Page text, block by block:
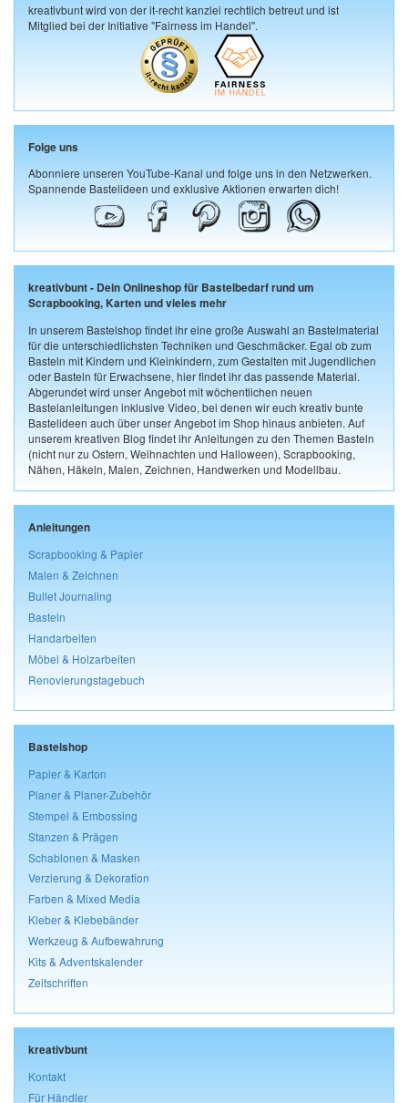
kreativbunt wird von der it-recht kanzlei rechtlich betreut und ist
Mitglied bei der Initiative "Fairness im Handel".
Folge uns
Abonniere unseren YouTube-Kanal und folge uns in den Netzwerken.
Spannende Bastelideen und exklusive Aktionen erwarten dich!
kreativbunt - Dein Onlineshop für Bastelbedarf rund um
Scrapbooking, Karten und vieles mehr
In unserem Bastelshop findet ihr eine große Auswahl an Bastelmaterial
für die unterschiedlichsten Techniken und Geschmäcker. Egal ob zum
Basteln mit Kindern und Kleinkindern, zum Gestalten mit Jugendlichen
oder Basteln für Erwachsene, hier findet ihr das passende Material.
Abgerundet wird unser Angebot mit wöchentlichen neuen
Bastelanleitungen inklusive Video, bei denen wir euch kreativ bunte
Bastelideen auch über unser Angebot im Shop hinaus anbieten. Auf
unserem kreativen Blog findet ihr Anleitungen zu den Themen Basteln
(nicht nur zu Ostern, Weihnachten und Halloween), Scrapbooking,
Nähen, Häkeln, Malen, Zeichnen, Handwerken und Modellbau.
Anleitungen
Scrapbooking & Papier
Malen & Zeichnen
Bullet Journaling
Basteln
Handarbeiten
Möbel & Holzarbeiten
Renovierungstagebuch
Bastelshop
Papier & Karton
Planer & Planer-Zubehör
Stempel & Embossing
Stanzen & Prägen
Schablonen & Masken
Verzierung & Dekoration
Farben & Mixed Media
Kleber & Klebebänder
Werkzeug & Aufbewahrung
Kits & Adventskalender
Zeitschriften
kreativbunt
Kontakt
Für Händler